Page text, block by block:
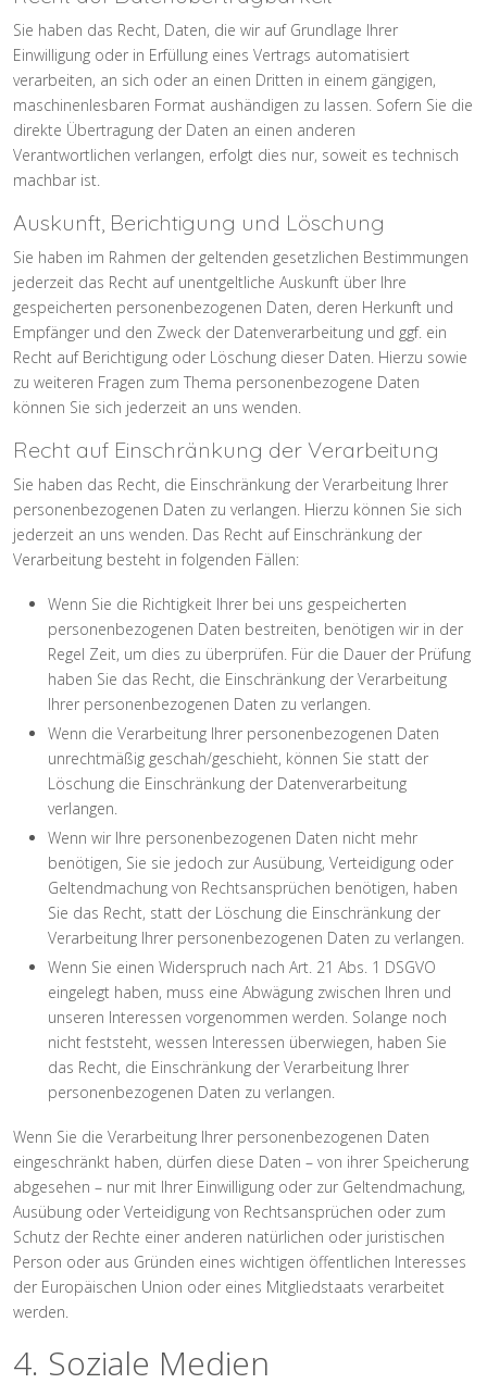
Sie haben das Recht, Daten, die wir auf Grundlage Ihrer
Einwilligung oder in Erfüllung eines Vertrags automatisiert
verarbeiten, an sich oder an einen Dritten in einem gängigen,
maschinenlesbaren Format aushändigen zu lassen. Sofern Sie die
direkte Übertragung der Daten an einen anderen
Verantwortlichen verlangen, erfolgt dies nur, soweit es technisch
machbar ist.
Auskunft, Berichtigung und Löschung
Sie haben im Rahmen der geltenden gesetzlichen Bestimmungen
jederzeit das Recht auf unentgeltliche Auskunft über Ihre
gespeicherten personenbezogenen Daten, deren Herkunft und
Empfänger und den Zweck der Datenverarbeitung und ggf. ein
Recht auf Berichtigung oder Löschung dieser Daten. Hierzu sowie
zu weiteren Fragen zum Thema personenbezogene Daten
können Sie sich jederzeit an uns wenden.
Recht auf Einschränkung der Verarbeitung
Sie haben das Recht, die Einschränkung der Verarbeitung Ihrer
personenbezogenen Daten zu verlangen. Hierzu können Sie sich
jederzeit an uns wenden. Das Recht auf Einschränkung der
Verarbeitung besteht in folgenden Fällen:
Wenn Sie die Richtigkeit Ihrer bei uns gespeicherten
personenbezogenen Daten bestreiten, benötigen wir in der
Regel Zeit, um dies zu überprüfen. Für die Dauer der Prüfung
haben Sie das Recht, die Einschränkung der Verarbeitung
Ihrer personenbezogenen Daten zu verlangen.
Wenn die Verarbeitung Ihrer personenbezogenen Daten
unrechtmäßig geschah/geschieht, können Sie statt der
Löschung die Einschränkung der Datenverarbeitung
verlangen.
Wenn wir Ihre personenbezogenen Daten nicht mehr
benötigen, Sie sie jedoch zur Ausübung, Verteidigung oder
Geltendmachung von Rechtsansprüchen benötigen, haben
Sie das Recht, statt der Löschung die Einschränkung der
Verarbeitung Ihrer personenbezogenen Daten zu verlangen.
Wenn Sie einen Widerspruch nach Art. 21 Abs. 1 DSGVO
eingelegt haben, muss eine Abwägung zwischen Ihren und
unseren Interessen vorgenommen werden. Solange noch
nicht feststeht, wessen Interessen überwiegen, haben Sie
das Recht, die Einschränkung der Verarbeitung Ihrer
personenbezogenen Daten zu verlangen.
Wenn Sie die Verarbeitung Ihrer personenbezogenen Daten
eingeschränkt haben, dürfen diese Daten – von ihrer Speicherung
abgesehen – nur mit Ihrer Einwilligung oder zur Geltendmachung,
Ausübung oder Verteidigung von Rechtsansprüchen oder zum
Schutz der Rechte einer anderen natürlichen oder juristischen
Person oder aus Gründen eines wichtigen öffentlichen Interesses
der Europäischen Union oder eines Mitgliedstaats verarbeitet
werden.
4. Soziale Medien